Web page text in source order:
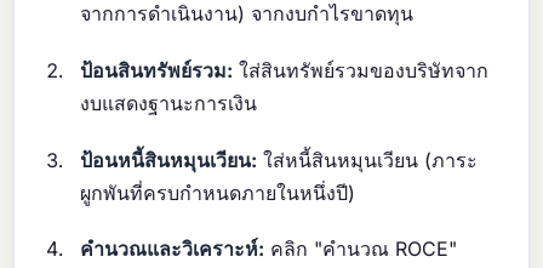
จากการดำเนินงาน) จากงบกำไรขาดทุน
ป้อนสินทรัพย์รวม: ใส่สินทรัพย์รวมของบริษัทจาก
งบแสดงฐานะการเงิน
ป้อนหนี้สินหมุนเวียน: ใส่หนี้สินหมุนเวียน (ภาระ
ผูกพันที่ครบกำหนดภายในหนึ่งปี)
คำนวณและวิเคราะห์: คลิก "คำนวณ ROCE"